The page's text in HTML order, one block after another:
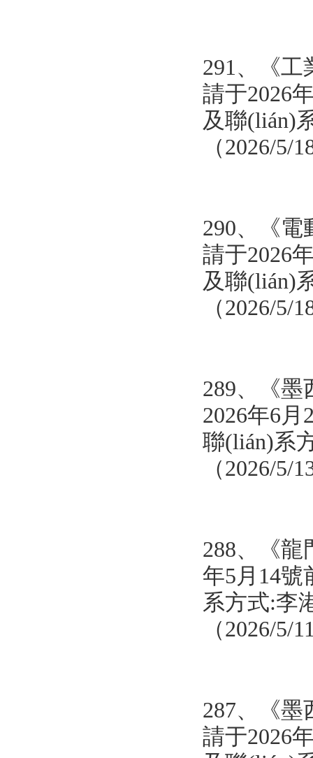
291、《工
請于2026
及聯(lián)
（2026/5/
290、
《
請于2026
及聯(lián)
（2026/5/
289、
《
2026年6
聯(lián)系
（2026/5/
288、
《
年5月14號
系方式:李
（2026/5/
287、
《
請于2026